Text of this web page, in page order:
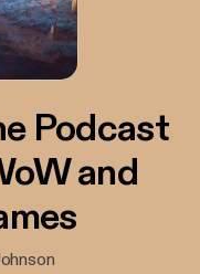
Podcast
and